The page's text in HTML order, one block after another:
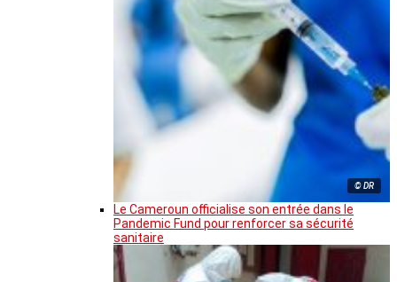
© DR
Le Cameroun officialise son entrée dans le
Pandemic Fund pour renforcer sa sécurité
sanitaire